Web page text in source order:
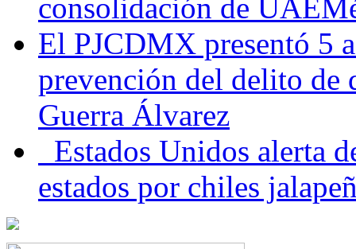
consolidación de
El PJCDMX presentó 5
prevención del delito de
Guerra Álvarez
Estados Unidos alerta
estados por chiles